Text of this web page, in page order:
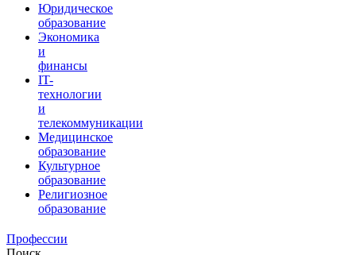
Юридическое
образование
Экономика
и
финансы
IT-
технологии
и
телекоммуникации
Медицинское
образование
Культурное
образование
Религиозное
образование
Профессии